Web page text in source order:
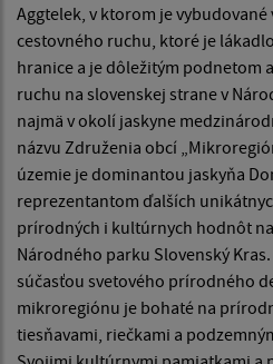
Aggtelek, v ktorom je
cestovného ruchu, ktoré je
hranice a je dôležitým podnetom
ruchu na slovenskej strane v
najmä v okolí jaskyne
názvu Združenia obcí
územie je dominantou jaskyňa
reprezentantom ďalších
prírodných i kultúrnych hodnôt
Národného parku Slovenský
súčasťou svetového prírodného
mikroregiónu je bohaté na
tiesňavami, riečkami a